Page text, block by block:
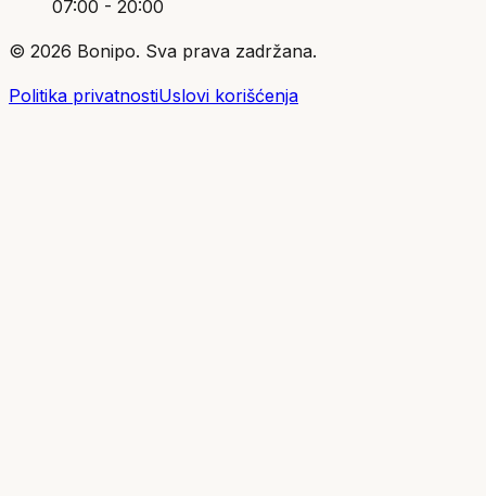
07:00 - 20:00
© 2026 Bonipo. Sva prava zadržana.
Politika privatnostiUslovi korišćenja